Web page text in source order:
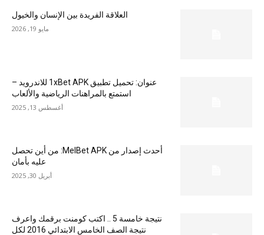
العلاقة الفريدة بين الإنسان والخيول
مايو 19, 2026
عنوان: تحميل تطبيق 1xBet APK للاندرويد –
استمتع بالمراهنات الرياضية والألعاب
أغسطس 13, 2025
أحدث إصدار من MelBet APK: من أين تحصل
عليه بأمان
أبريل 30, 2025
نتيجة خامسة 5 .. اكتب كومنت برقمك واعرف
نتيجة الصف الخامس الابتدائي 2016 لكل